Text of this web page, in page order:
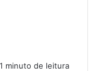
1 minuto de leitura